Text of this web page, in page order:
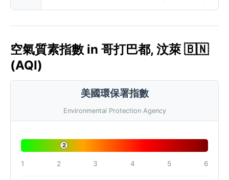
空氣質素指數 in 哥打巴都, 汶萊 🇧🇳
(AQI)
美國環保署指數
Environmental Protection Agency
2
1 2 3 4 5 6